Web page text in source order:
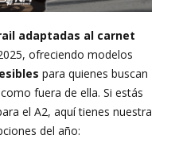
adaptadas al carnet
ofreciendo modelos
para quienes buscan
fuera de ella. Si estás
el A2, aquí tienes nuestra
del año: